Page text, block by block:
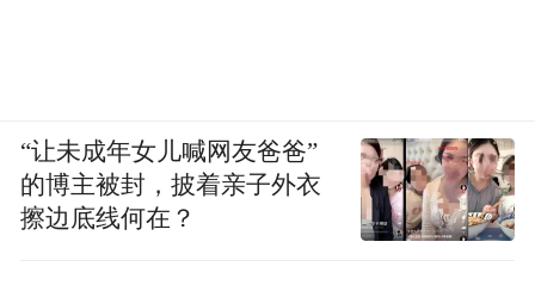
“让未成年女儿喊网友爸爸”
的博主被封，披着亲子外衣
擦边底线何在？